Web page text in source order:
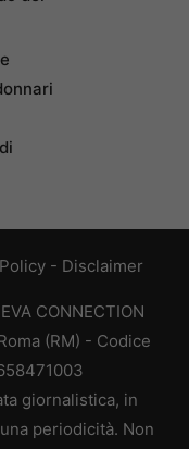
- Disclaimer
CONNECTION
(RM) - Codice
giornalistica, in
periodicità. Non